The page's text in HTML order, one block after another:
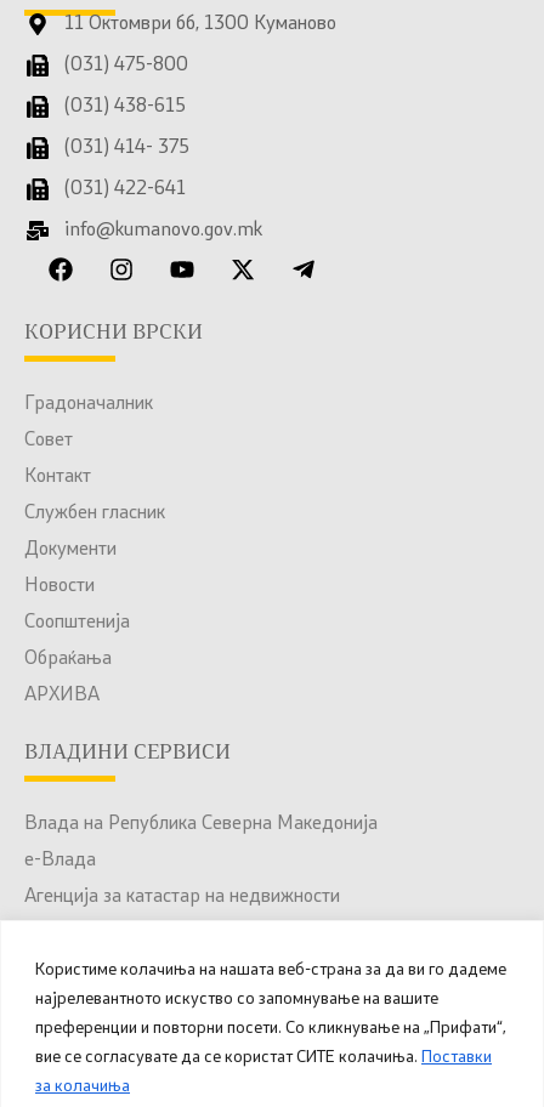
Користиме колачиња на нашата веб-страна за да ви го дадеме
најрелевантното искуство со запомнување на вашите
преференции и повторни посети. Со кликнување на „Прифати“,
вие се согласувате да се користат СИТЕ колачиња. Поставки
за колачиња
11 Октомври бб, 1300 Куманово
(031) 475-800
(031) 438-615
(031) 414- 375
(031) 422-641
info@kumanovo.gov.mk
КОРИСНИ ВРСКИ
Градоначалник
Совет
Контакт
Службен гласник
Документи
Новости
Соопштенија
Обраќања
АРХИВА
ВЛАДИНИ СЕРВИСИ
Влада на Република Северна Македонија
е-Влада
Агенција за катастар на недвижности
Портал за отворени податоци
Национален Портал за е-Услуги